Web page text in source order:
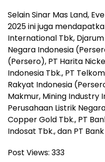
Selain Sinar Mas Land,
2025 ini juga
International Tbk,
Negara Indonesia
(Persero), PT Harita
Indonesia Tbk., PT
Rakyat Indonesia
Makmur, Mining Industry
Perusahaan Listrik
Copper Gold Tbk., PT
Indosat Tbk., dan PT
Post Views: 333